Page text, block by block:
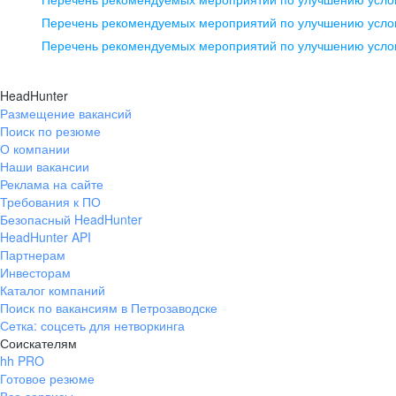
pr@ural.hh.ru
помещение 21
+7 383 207-94-64
pr@nsk.hh.ru
Перечень рекомендуемых мероприятий по улучшению
Перечень рекомендуемых мероприятий по улучшению
HeadHunter
Размещение вакансий
Поиск по резюме
О компании
Наши вакансии
Реклама на сайте
Требования к ПО
Безопасный HeadHunter
HeadHunter API
Партнерам
Инвесторам
Каталог компаний
Поиск по вакансиям в Петрозаводске
Сетка: соцсеть для нетворкинга
Соискателям
hh PRO
Готовое резюме